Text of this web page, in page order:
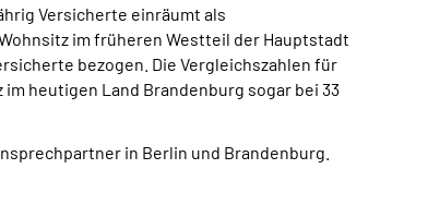
Versicherte einräumt als
im früheren Westteil der Hauptstadt
bezogen. Die Vergleichszahlen für
im heutigen Land Brandenburg sogar bei 33
in Berlin und Brandenburg.